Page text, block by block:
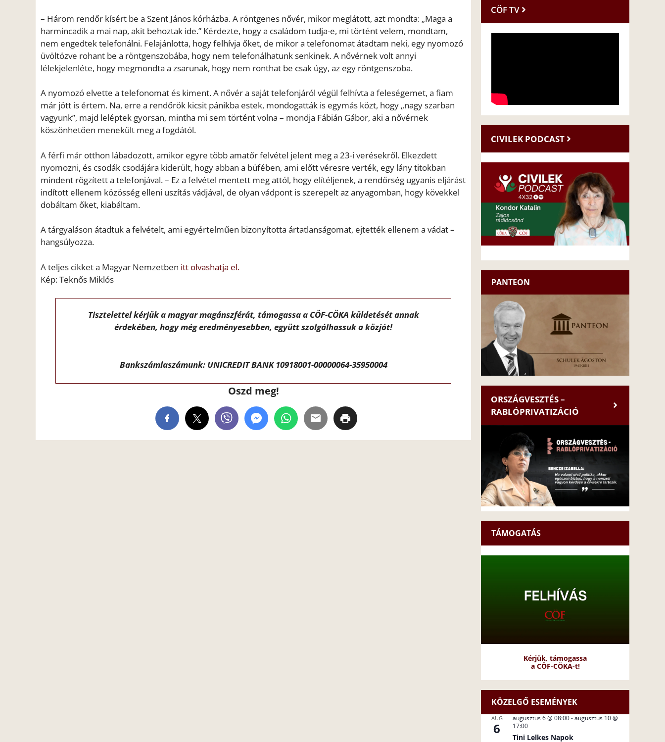
– Három rendőr kísért be a Szent János kórházba. A röntgenes nővér, mikor meglátott, azt mondta: „Maga a
harmincadik a mai nap, akit behoztak ide.” Kérdezte, hogy a családom tudja-e, mi történt velem, mondtam,
nem engedtek telefonálni. Felajánlotta, hogy felhívja őket, de mikor a telefonomat átadtam neki, egy nyomozó
üvöltözve rohant be a röntgenszobába, hogy nem telefonálhatunk senkinek. A nővérnek volt annyi
lélekjelenléte, hogy megmondta a zsarunak, hogy nem ronthat be csak úgy, az egy röntgenszoba.
A nyomozó elvette a telefonomat és kiment. A nővér a saját telefonjáról végül felhívta a feleségemet, a fiam
már jött is értem. Na, erre a rendőrök kicsit pánikba estek, mondogatták is egymás közt, hogy „nagy szarban
vagyunk”, majd leléptek gyorsan, mintha mi sem történt volna – mondja Fábián Gábor, aki a nővérnek
köszönhetően menekült meg a fogdától.
A férfi már otthon lábadozott, amikor egyre több amatőr felvétel jelent meg a 23-i verésekről. Elkezdett
nyomozni, és csodák csodájára kiderült, hogy abban a büfében, ami előtt véresre verték, egy lány titokban
mindent rögzített a telefonjával. – Ez a felvétel mentett meg attól, hogy elítéljenek, a rendőrség ugyanis eljárást
indított ellenem közösség elleni uszítás vádjával, de olyan vádpont is szerepelt az anyagomban, hogy kövekkel
dobáltam őket, kiabáltam.
A tárgyaláson átadtuk a felvételt, ami egyértelműen bizonyította ártatlanságomat, ejtették ellenem a vádat –
hangsúlyozza.
A teljes cikket a Magyar Nemzetben itt olvashatja el.
Kép: Teknős Miklós
Tisztelettel kérjük a magyar magánszférát, támogassa a CÖF-CÖKA küldetését annak
érdekében, hogy még eredményesebben, együtt szolgálhassuk a közjót!
Bankszámlaszámunk: UNICREDIT BANK 10918001-00000064-35950004
Oszd meg!
CÖF TV
CIVILEK PODCAST
PANTEON
ORSZÁGVESZTÉS –
RABLÓPRIVATIZÁCIÓ
TÁMOGATÁS
Kérjük, támogassa
a CÖF-CÖKA-t!
KÖZELGŐ ESEMÉNYEK
AUG
6
augusztus 6 @ 08:00-augusztus 10 @
17:00
Tini Lelkes Napok